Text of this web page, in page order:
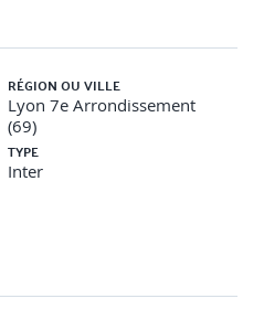
RÉGION OU VILLE
Lyon 7e Arrondissement
(69)
TYPE
Inter